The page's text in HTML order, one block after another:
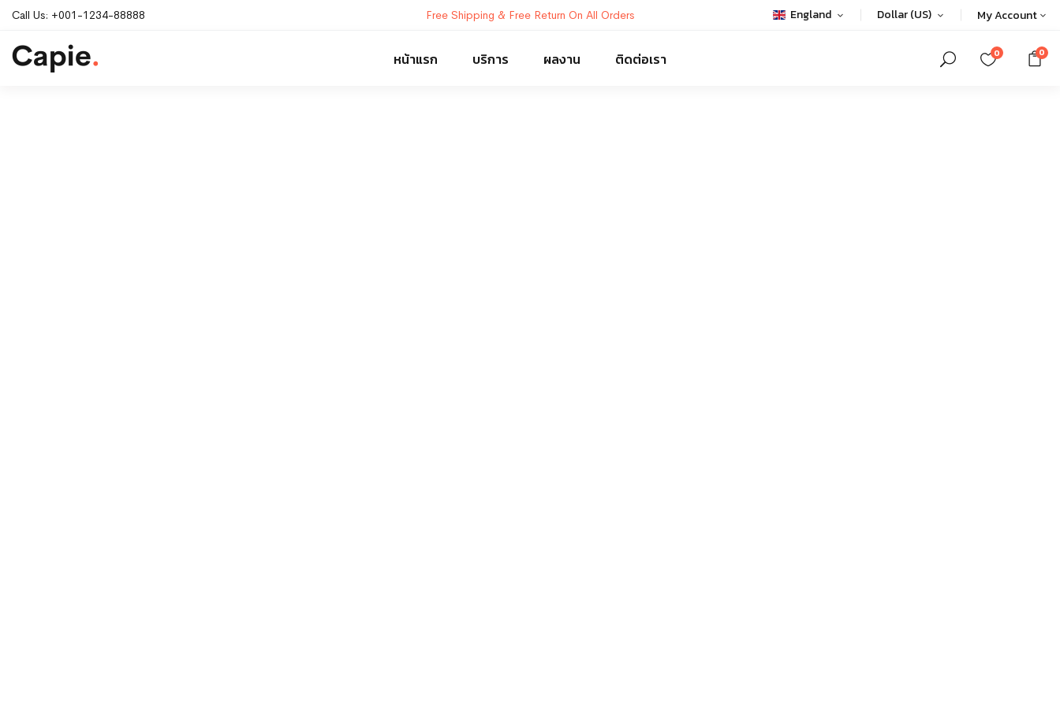
Call Us: +001-1234-88888 Free Shipping & Free Return On All Orders England Dollar (US) My Account
หน้าแรก บริการ ผลงาน ติดต่อเรา 0
0